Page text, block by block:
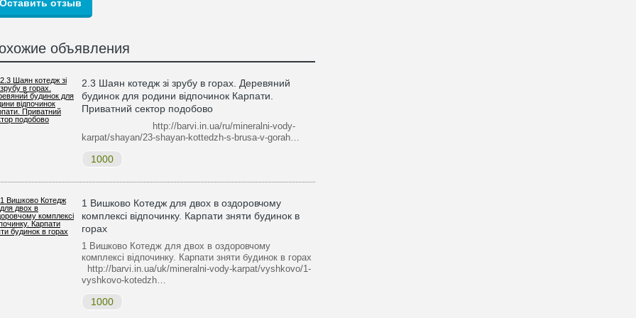
объявления
2.3 Шаян котедж зі зрубу в горах. Деревяний
будинок для родини відпочинок Карпати.
Приватний сектор подобово
http://barvi.in.ua/ru/mineralni-vody-
karpat/shayan/23-shayan-kottedzh-s-brusa-v-gorah…
1000
1 Вишково Котедж для двох в оздоровчому
комплексі відпочинку. Карпати зняти будинок в
горах
1 Вишково Котедж для двох в оздоровчому
комплексі відпочинку. Карпати зняти будинок в горах
http://barvi.in.ua/uk/mineralni-vody-karpat/vyshkovo/1-
vyshkovo-kotedzh…
1000